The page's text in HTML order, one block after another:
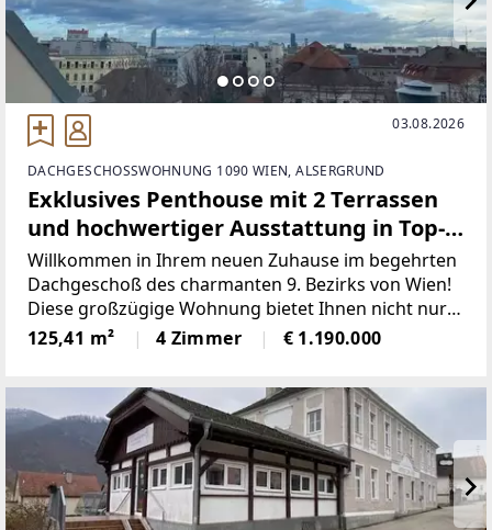
03.08.2026
DACHGESCHOSSWOHNUNG 1090 WIEN, ALSERGRUND
Exklusives Penthouse mit 2 Terrassen
und hochwertiger Ausstattung in Top-
Lage Wien 1090!
Willkommen in Ihrem neuen Zuhause im begehrten
Dachgeschoß des charmanten 9. Bezirks von Wien!
Diese großzügige Wohnung bietet Ihnen nicht nur
eine optimale Lage, sondern auch eine einzigartige
Ausstattung und einen traumhaften Ausblick über
125,41 m² 4 Zimmer € 1.190.000